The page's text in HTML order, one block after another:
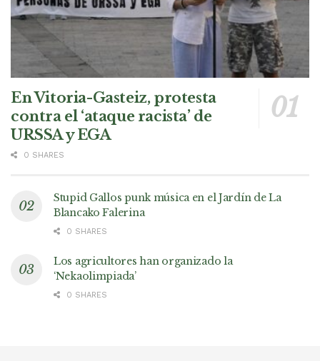
En Vitoria-Gasteiz, protesta
contra el ‘ataque racista’ de
URSSA y EGA
0 SHARES
Stupid Gallos punk música en el Jardín de La
Blancako Falerina
0 SHARES
Los agricultores han organizado la
‘Nekaolimpiada’
0 SHARES